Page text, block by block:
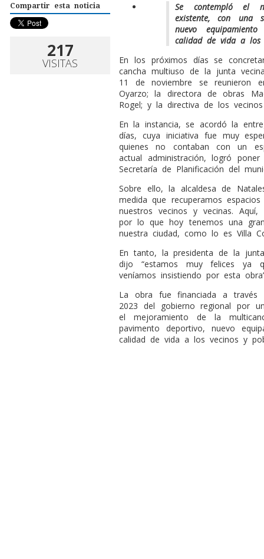
Compartir esta noticia
217
VISITAS
Se contempló el
existente, con una
nuevo
calidad de vida a los
En los próximos días se
cancha multiuso de la junta
11 de noviembre se reunieron
Oyarzo; la directora de obras
Rogel; y la directiva de los
En la instancia, se acordó la
días, cuya iniciativa fue muy
quienes no contaban con un
actual administración, logró
Secretaría de Planificación del
Sobre ello, la alcaldesa de
medida que recuperamos
nuestros vecinos y vecinas.
por lo que hoy tenemos una
nuestra ciudad, como lo es Villa
En tanto, la presidenta de la
dijo “estamos muy felices
veníamos insistiendo por esta
La obra fue financiada a través
2023 del gobierno regional por
el mejoramiento de la
pavimento deportivo, nuevo
calidad de vida a los vecinos y